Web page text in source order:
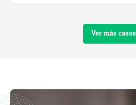
Ver más casos